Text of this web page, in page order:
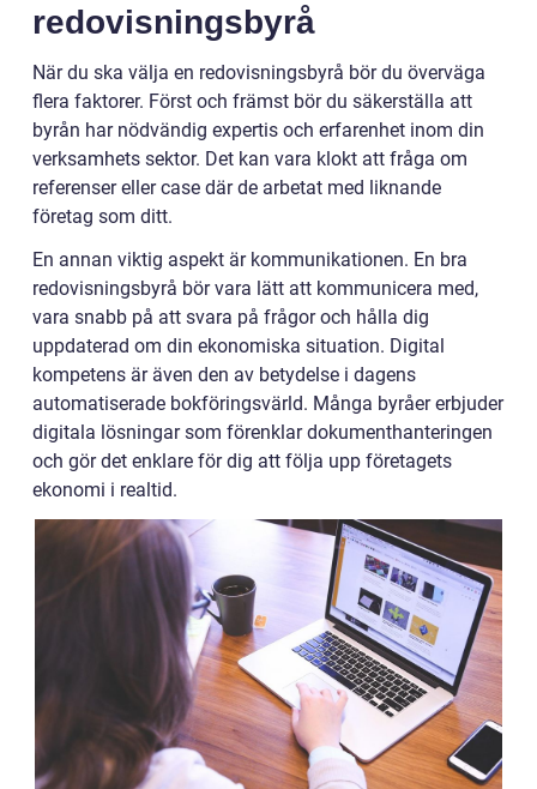
redovisningsbyrå
När du ska välja en redovisningsbyrå bör du överväga
flera faktorer. Först och främst bör du säkerställa att
byrån har nödvändig expertis och erfarenhet inom din
verksamhets sektor. Det kan vara klokt att fråga om
referenser eller case där de arbetat med liknande
företag som ditt.
En annan viktig aspekt är kommunikationen. En bra
redovisningsbyrå bör vara lätt att kommunicera med,
vara snabb på att svara på frågor och hålla dig
uppdaterad om din ekonomiska situation. Digital
kompetens är även den av betydelse i dagens
automatiserade bokföringsvärld. Många byråer erbjuder
digitala lösningar som förenklar dokumenthanteringen
och gör det enklare för dig att följa upp företagets
ekonomi i realtid.